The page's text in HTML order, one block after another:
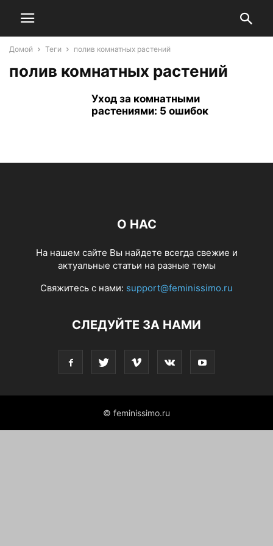
Домой Теги полив комнатных растений
полив комнатных растений
Уход за комнатными
растениями: 5 ошибок
О НАС
На нашем сайте Вы найдете всегда свежие и
актуальные статьи на разные темы
Свяжитесь с нами: support@feminissimo.ru
СЛЕДУЙТЕ ЗА НАМИ
© feminissimo.ru